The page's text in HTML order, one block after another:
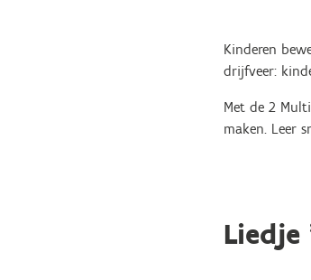
Kinderen
drijfveer:
Met de 2
maken. Leer
Liedje